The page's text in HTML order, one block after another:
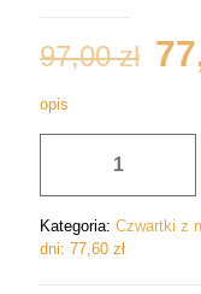
97,00zł
opis
numerologii.
Ich
Kategoria: Czwartki z
dni: 77,60 zł